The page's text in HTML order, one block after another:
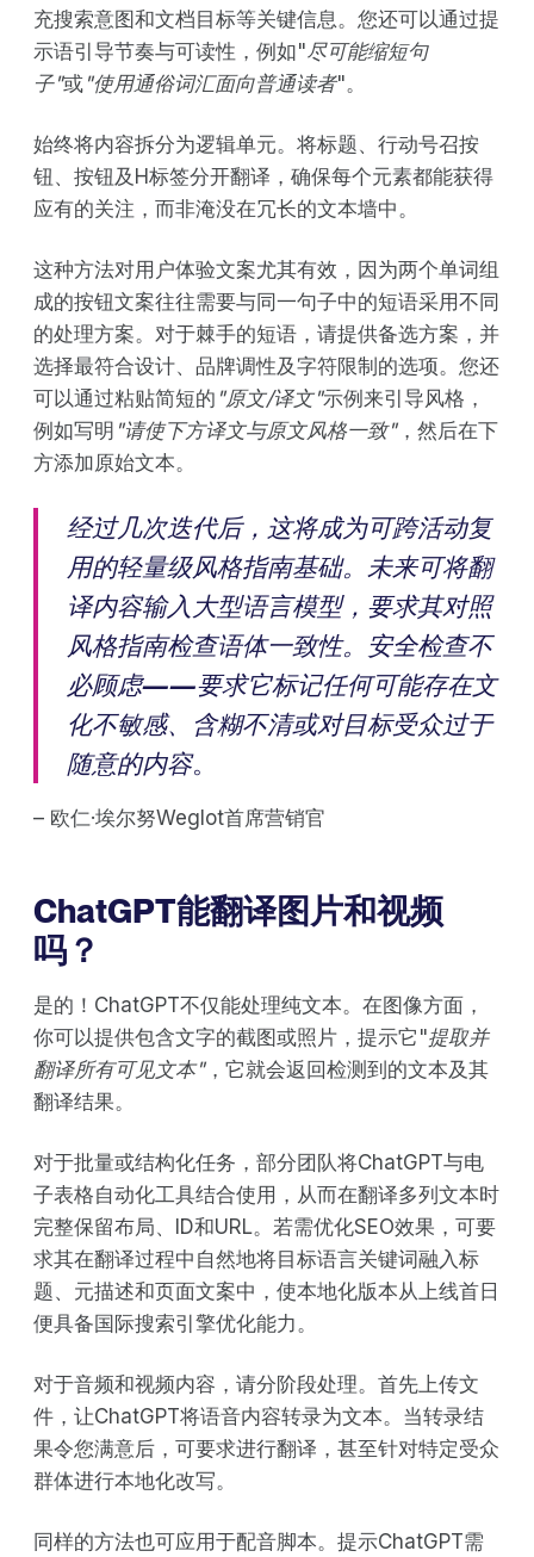
充搜索意图和文档目标等关键信息。您还可以通过提
示语引导节奏与可读性，例如"尽可能缩短句
子"或 "使用通俗词汇面向普通读者"。
始终将内容拆分为逻辑单元。将标题、行动号召按
钮、按钮及H标签分开翻译，确保每个元素都能获得
应有的关注，而非淹没在冗长的文本墙中。
这种方法对用户体验文案尤其有效，因为两个单词组
成的按钮文案往往需要与同一句子中的短语采用不同
的处理方案。对于棘手的短语，请提供备选方案，并
选择最符合设计、品牌调性及字符限制的选项。您还
可以通过粘贴简短的 "原文/译文"示例来引导风格，
例如写明 "请使下方译文与原文风格一致"，然后在下
方添加原始文本。
经过几次迭代后，这将成为可跨活动复
用的轻量级风格指南基础。未来可将翻
译内容输入大型语言模型，要求其对照
风格指南检查语体一致性。安全检查不
必顾虑——要求它标记任何可能存在文
化不敏感、含糊不清或对目标受众过于
随意的内容。
– 欧仁·埃尔努Weglot首席营销官
ChatGPT能翻译图片和视频
吗？
是的！ChatGPT不仅能处理纯文本。在图像方面，
你可以提供包含文字的截图或照片，提示它"提取并
翻译所有可见文本"，它就会返回检测到的文本及其
翻译结果。
对于批量或结构化任务，部分团队将ChatGPT与电
子表格自动化工具结合使用，从而在翻译多列文本时
完整保留布局、ID和URL。若需优化SEO效果，可要
求其在翻译过程中自然地将目标语言关键词融入标
题、元描述和页面文案中，使本地化版本从上线首日
便具备国际搜索引擎优化能力。
对于音频和视频内容，请分阶段处理。首先上传文
件，让ChatGPT将语音内容转录为文本。当转录结
果令您满意后，可要求进行翻译，甚至针对特定受众
群体进行本地化改写。
同样的方法也可应用于配音脚本。提示ChatGPT需